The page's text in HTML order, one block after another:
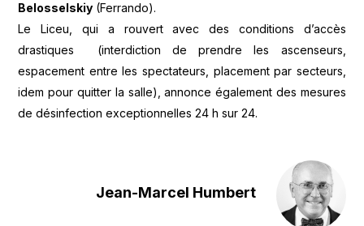
Belosselskiy (Ferrando).
Le Liceu, qui a rouvert avec des conditions d’accès
drastiques (interdiction de prendre les ascenseurs,
espacement entre les spectateurs, placement par secteurs,
idem pour quitter la salle), annonce également des mesures
de désinfection exceptionnelles 24 h sur 24.
Jean-Marcel Humbert